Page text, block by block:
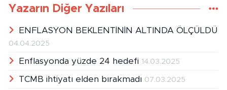
Yazarın Diğer Yazıları
ENFLASYON BEKLENTİNİN ALTINDA ÖLÇÜLDÜ
04.04.2025
Enflasyonda yüzde 24 hedefi 14.03.2025
TCMB ihtiyatı elden bırakmadı 07.03.2025